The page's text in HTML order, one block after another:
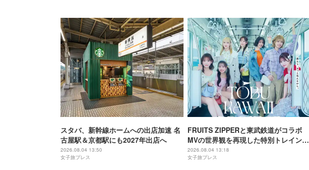
スタバ、新幹線ホームへの出店加速 名
古屋駅＆京都駅にも2027年出店へ
2026.08.04 13:50
女子旅プレス
FRUITS ZIPPERと東武鉄道がコラボ
MVの世界観を再現した特別トレイン＆
メンバーの限定アナウンス
2026.08.04 13:18
女子旅プレス